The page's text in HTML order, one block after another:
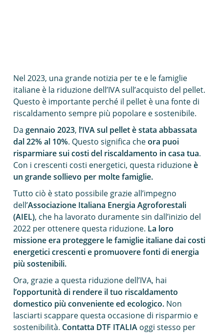
Nel 2023, una grande notizia per te e le famiglie
italiane è la riduzione dell’IVA sull’acquisto del pellet.
Questo è importante perché il pellet è una fonte di
riscaldamento sempre più popolare e sostenibile.
Da gennaio 2023, l’IVA sul pellet è stata abbassata
dal 22% al 10%. Questo significa cheora puoi
risparmiare sui costi del riscaldamento in casa tua.
Con i crescenti costi energetici, questa riduzioneè
un grande sollievo per molte famiglie.
Tutto ciò è stato possibile grazie all’impegno
dell’Associazione Italiana Energia Agroforestali
(AIEL), che ha lavorato duramente sin dall’inizio del
2022 per ottenere questa riduzione. La loro
missione era proteggere le famiglie italiane dai costi
energetici crescenti e promuovere fonti di energia
più sostenibili.
Ora, grazie a questa riduzione dell’IVA, hai
l’opportunità di rendere il tuo riscaldamento
domestico più conveniente ed ecologico.Non
lasciarti scappare questa occasione di risparmio e
sostenibilità. Contatta DTF ITALIAoggi stesso per